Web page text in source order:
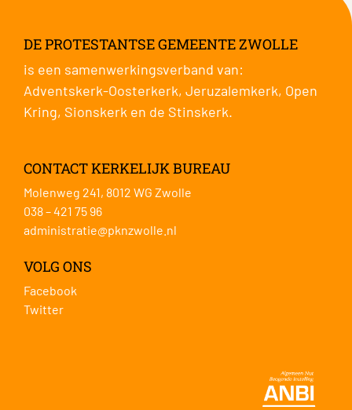
DE PROTESTANTSE GEMEENTE ZWOLLE
is een samenwerkingsverband van:
Adventskerk-Oosterkerk, Jeruzalemkerk, Open
Kring, Sionskerk en de Stinskerk.
CONTACT KERKELIJK BUREAU
Molenweg 241, 8012 WG Zwolle
038 – 421 75 96
administratie@pknzwolle.nl
VOLG ONS
Facebook
Twitter